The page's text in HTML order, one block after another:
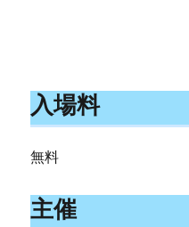
入場料
無料
主催